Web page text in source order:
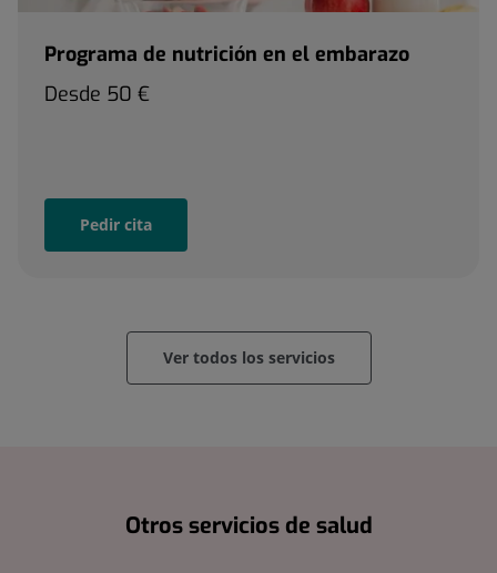
Programa de nutrición en el embarazo
Desde 50 €
Pedir cita
Ver todos los servicios
Otros servicios de salud